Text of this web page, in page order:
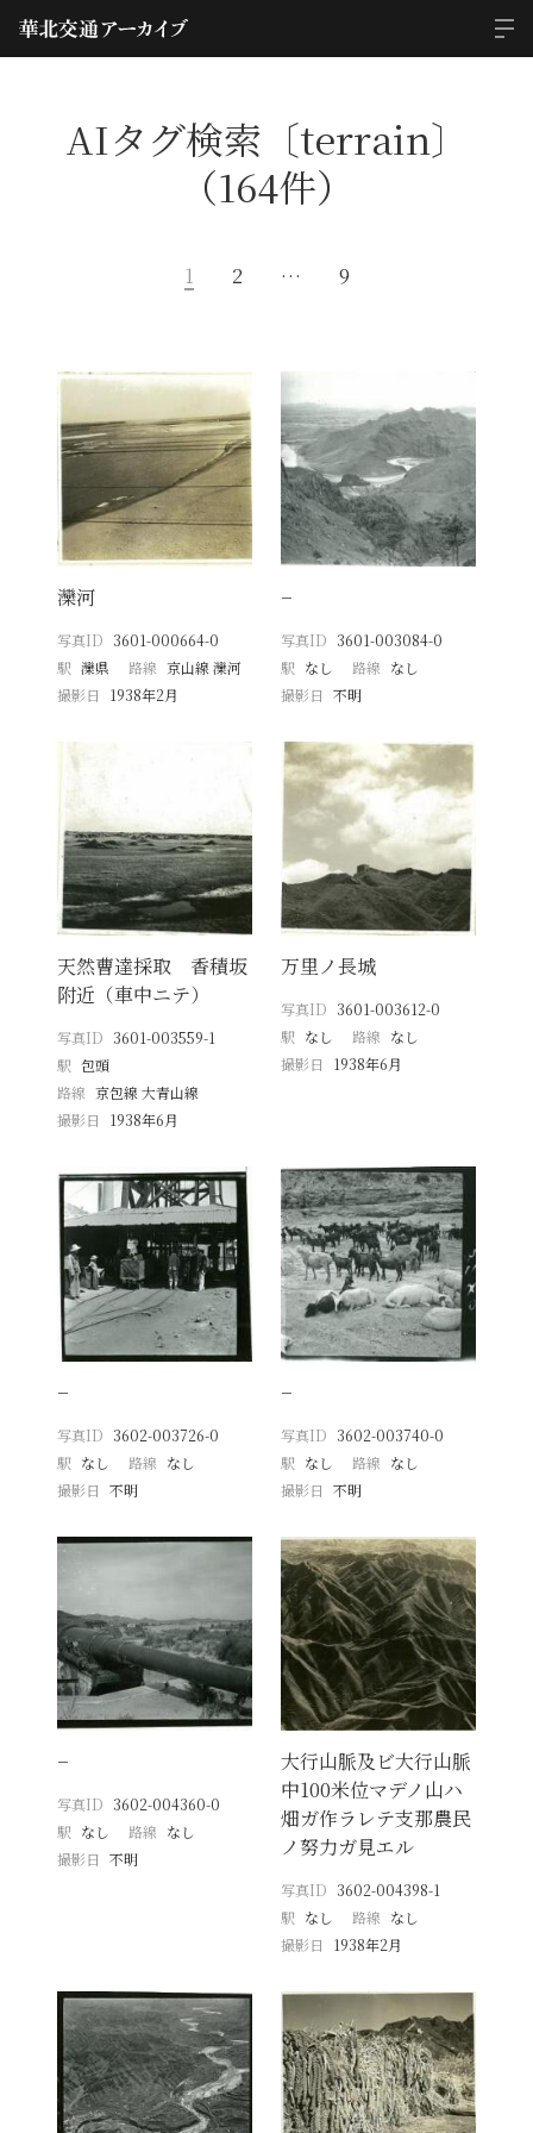
AIタグ検索〔terrain〕
（164件）
1 2 … 9
灤河
写真ID 3601-000664-0
駅 灤県 路線 京山線 灤河
撮影日
1938年2月
−
写真ID 3601-003084-0
駅 なし 路線 なし
撮影日 不明
天然曹達採取 香積坂
附近（車中ニテ）
写真ID 3601-003559-1
駅 包頭
路線 京包線 大青山線
撮影日
1938年6月
万里ノ長城
写真ID 3601-003612-0
駅 なし 路線 なし
撮影日
1938年6月
−
写真ID 3602-003726-0
駅 なし 路線 なし
撮影日
不明
−
写真ID 3602-003740-0
駅 なし 路線 なし
撮影日 不明
−
写真ID 3602-004360-0
駅 なし 路線 なし
撮影日
不明
大行山脈及ビ大行山脈
中100米位マデノ山ハ
畑ガ作ラレテ支那農民
ノ努力ガ見エル
写真ID 3602-004398-1
駅 なし 路線 なし
撮影日
1938年2月